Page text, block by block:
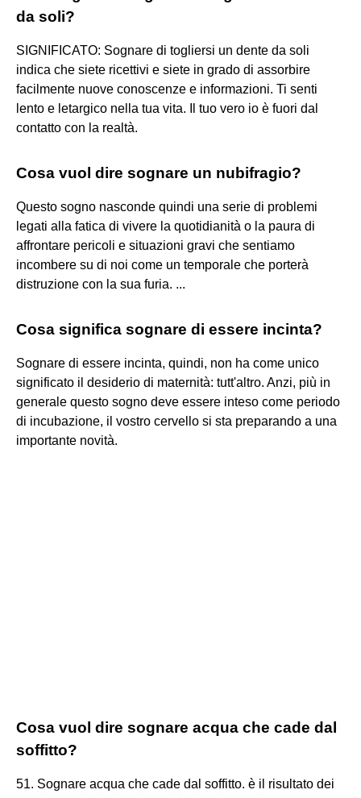
da soli?
SIGNIFICATO: Sognare di togliersi un dente da soli
indica che siete ricettivi e siete in grado di assorbire
facilmente nuove conoscenze e informazioni. Ti senti
lento e letargico nella tua vita. Il tuo vero io è fuori dal
contatto con la realtà.
Cosa vuol dire sognare un nubifragio?
Questo sogno nasconde quindi una serie di problemi
legati alla fatica di vivere la quotidianità o la paura di
affrontare pericoli e situazioni gravi che sentiamo
incombere su di noi come un temporale che porterà
distruzione con la sua furia. ...
Cosa significa sognare di essere incinta?
Sognare di essere incinta, quindi, non ha come unico
significato il desiderio di maternità: tutt'altro. Anzi, più in
generale questo sogno deve essere inteso come periodo
di incubazione, il vostro cervello si sta preparando a una
importante novità.
Cosa vuol dire sognare acqua che cade dal
soffitto?
51. Sognare acqua che cade dal soffitto. è il risultato dei